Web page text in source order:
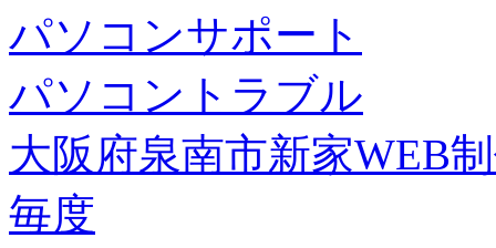
パソコンサポート
パソコントラブル
大阪府泉南市新家WEB
毎度